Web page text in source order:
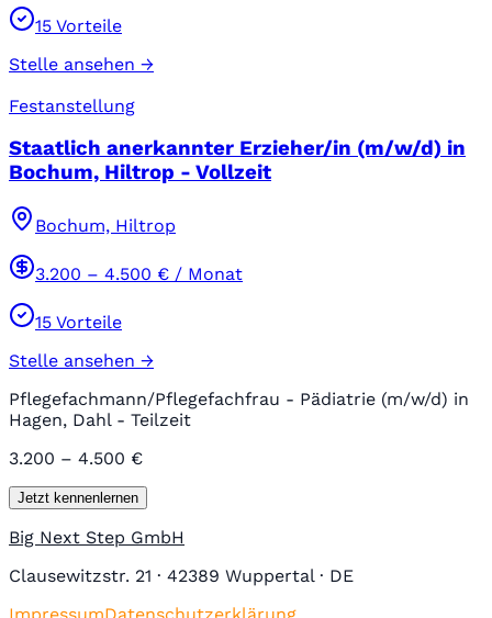
15 Vorteile
Stelle ansehen →
Festanstellung
Staatlich anerkannter Erzieher/in (m/w/d) in
Bochum, Hiltrop - Vollzeit
Bochum, Hiltrop
3.200 – 4.500 € / Monat
15 Vorteile
Stelle ansehen →
Pflegefachmann/Pflegefachfrau - Pädiatrie (m/w/d) in
Hagen, Dahl - Teilzeit
3.200 – 4.500 €
Jetzt kennenlernen
Big Next Step GmbH
Clausewitzstr. 21 · 42389 Wuppertal · DE